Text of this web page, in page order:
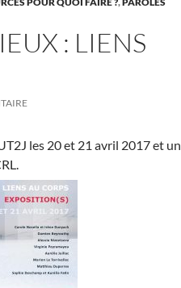
: LIENS
les 20 et 21 avril 2017 et un